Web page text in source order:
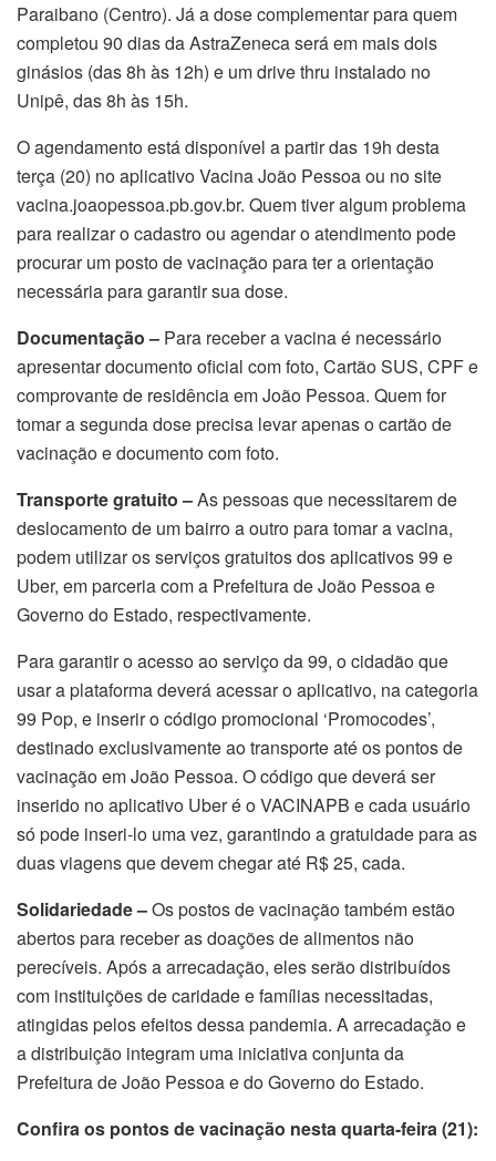
Paraibano (Centro). Já a dose complementar para quem
completou 90 dias da AstraZeneca será em mais dois
ginásios (das 8h às 12h) e um drive thru instalado no
Unipê, das 8h às 15h.
O agendamento está disponível a partir das 19h desta
terça (20) no aplicativo Vacina João Pessoa ou no site
vacina.joaopessoa.pb.gov.br. Quem tiver algum problema
para realizar o cadastro ou agendar o atendimento pode
procurar um posto de vacinação para ter a orientação
necessária para garantir sua dose.
Documentação – Para receber a vacina é necessário
apresentar documento oficial com foto, Cartão SUS, CPF e
comprovante de residência em João Pessoa. Quem for
tomar a segunda dose precisa levar apenas o cartão de
vacinação e documento com foto.
Transporte gratuito –As pessoas que necessitarem de
deslocamento de um bairro a outro para tomar a vacina,
podem utilizar os serviços gratuitos dos aplicativos 99 e
Uber, em parceria com a Prefeitura de João Pessoa e
Governo do Estado, respectivamente.
Para garantir o acesso ao serviço da 99, o cidadão que
usar a plataforma deverá acessar o aplicativo, na categoria
99 Pop, e inserir o código promocional ‘Promocodes’,
destinado exclusivamente ao transporte até os pontos de
vacinação em João Pessoa. O código que deverá ser
inserido no aplicativo Uber é o VACINAPB e cada usuário
só pode inseri-lo uma vez, garantindo a gratuidade para as
duas viagens que devem chegar até R$ 25, cada.
Solidariedade –Os postos de vacinação também estão
abertos para receber as doações de alimentos não
perecíveis. Após a arrecadação, eles serão distribuídos
com instituições de caridade e famílias necessitadas,
atingidas pelos efeitos dessa pandemia. A arrecadação e
a distribuição integram uma iniciativa conjunta da
Prefeitura de João Pessoa e do Governo do Estado.
Confira os pontos de vacinação nesta quarta-feira (21):